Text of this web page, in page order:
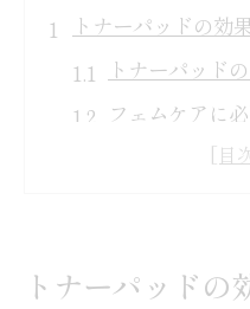
トナーパッドの効
トナーパッド
フェムケアに
トナーパッド
トナーパッドの